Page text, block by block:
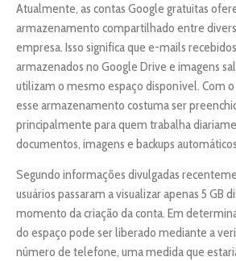
Atualmente, as contas Google gratuitas
armazenamento compartilhado entre
empresa. Isso significa que e-mails
armazenados no Google Drive e imagens
utilizam o mesmo espaço disponível. Com
esse armazenamento costuma ser
principalmente para quem trabalha
documentos, imagens e backups
Segundo informações divulgadas
usuários passaram a visualizar apenas 5 GB
momento da criação da conta. Em
do espaço pode ser liberado mediante a
número de telefone, uma medida que